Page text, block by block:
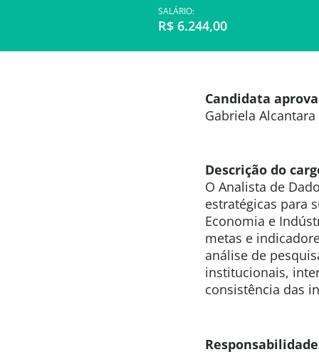
SALÁRIO:
R$ 6.244,00
Candidata
Gabriela Alcantara
Descrição do
O Analista de
estratégicas para
Economia e
metas e
análise de
institucionais,
consistência das